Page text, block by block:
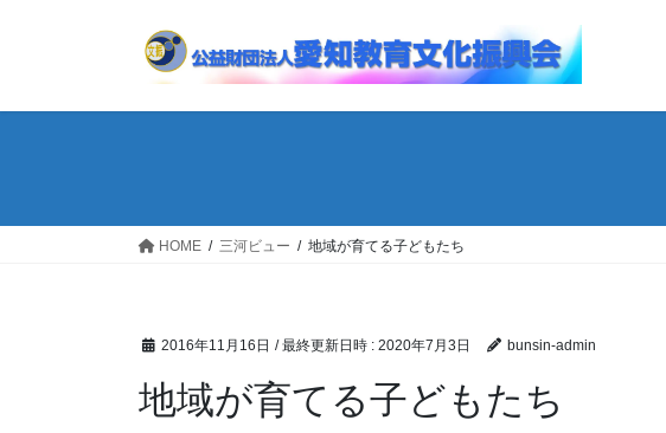
HOME 三河ビュー 地域が育てる子どもたち
2016年11月16日 / 最終更新日時 : 2020年7月3日 bunsin-admin
地域が育てる子どもたち